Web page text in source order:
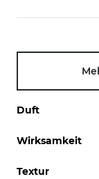
Duft
Wirksamkeit
Textur